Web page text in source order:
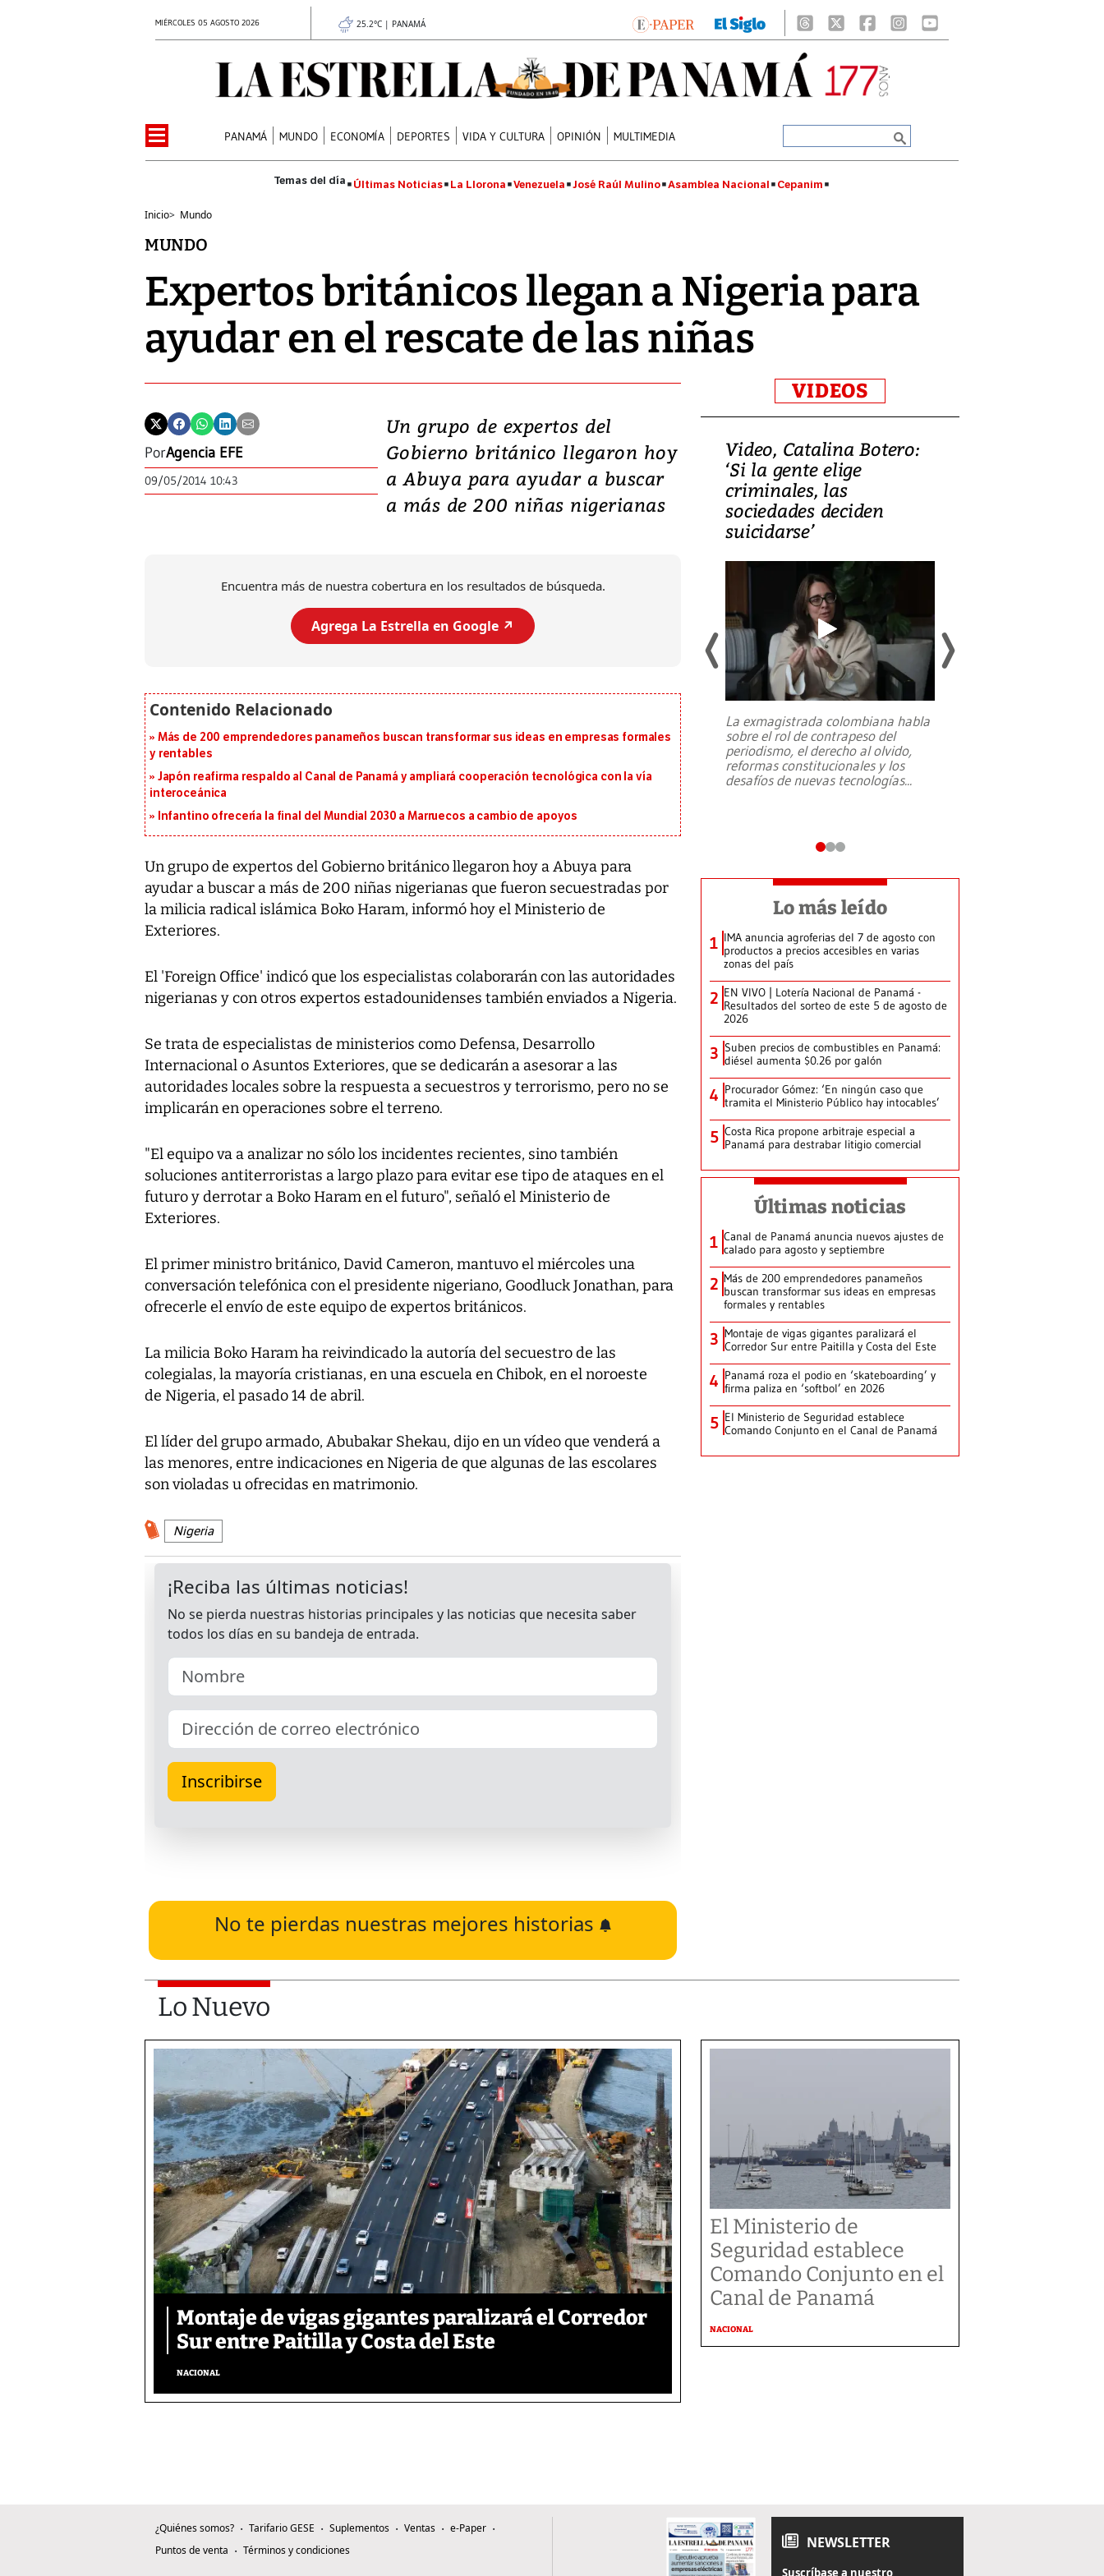
MIÉRCOLES 05 AGOSTO 2026 25.2°C | PANAMÁ
PANAMÁ MUNDO ECONOMÍA DEPORTES VIDA Y CULTURA OPINIÓN MULTIMEDIA
Últimas Noticias La Llorona Venezuela José Raúl Mulino Asamblea Nacional Cepanim
Inicio> Mundo
MUNDO
Expertos británicos llegan a Nigeria para
ayudar en el rescate de las niñas
PorAgencia EFE
09/05/2014 10:43
Un grupo de expertos del
Gobierno británico llegaron hoy
a Abuya para ayudar a buscar
a más de 200 niñas nigerianas
Encuentra más de nuestra cobertura en los resultados de búsqueda.
Agrega La Estrella en Google ↗️
Más de 200 emprendedores panameños buscan transformar sus ideas en empresas formales
y rentables
Japón reafirma respaldo al Canal de Panamá y ampliará cooperación tecnológica con la vía
interoceánica
Infantino ofrecería la final del Mundial 2030 a Marruecos a cambio de apoyos
Un grupo de expertos del Gobierno británico llegaron hoy a Abuya para
ayudar a buscar a más de 200 niñas nigerianas que fueron secuestradas por
la milicia radical islámica Boko Haram, informó hoy el Ministerio de
Exteriores.
El 'Foreign Office' indicó que los especialistas colaborarán con las autoridades
nigerianas y con otros expertos estadounidenses también enviados a Nigeria.
Se trata de especialistas de ministerios como Defensa, Desarrollo
Internacional o Asuntos Exteriores, que se dedicarán a asesorar a las
autoridades locales sobre la respuesta a secuestros y terrorismo, pero no se
implicarán en operaciones sobre el terreno.
"El equipo va a analizar no sólo los incidentes recientes, sino también
soluciones antiterroristas a largo plazo para evitar ese tipo de ataques en el
futuro y derrotar a Boko Haram en el futuro", señaló el Ministerio de
Exteriores.
El primer ministro británico, David Cameron, mantuvo el miércoles una
conversación telefónica con el presidente nigeriano, Goodluck Jonathan, para
ofrecerle el envío de este equipo de expertos británicos.
La milicia Boko Haram ha reivindicado la autoría del secuestro de las
colegialas, la mayoría cristianas, en una escuela en Chibok, en el noroeste
de Nigeria, el pasado 14 de abril.
El líder del grupo armado, Abubakar Shekau, dijo en un vídeo que venderá a
las menores, entre indicaciones en Nigeria de que algunas de las escolares
son violadas u ofrecidas en matrimonio.
Nigeria
No te pierdas nuestras mejores historias
VIDEOS
Video, Japón: Terremoto
deja heridos y graves
daños en Kumamoto
7,1 se registró este martes 28 de
emergencia de gran...
Video, Catalina Botero:
‘Si la gente elige
criminales, las
sociedades deciden
suicidarse’
La exmagistrada colombiana habla
sobre el rol de contrapeso del
periodismo, el derecho al olvido,
reformas constitucionales y los
desafíos de nuevas tecnologías...
Lo más leído
1 IMA anuncia agroferias del 7 de agosto con
productos a precios accesibles en varias
zonas del país
2 EN VIVO | Lotería Nacional de Panamá -
Resultados del sorteo de este 5 de agosto de
2026
3 Suben precios de combustibles en Panamá:
diésel aumenta $0.26 por galón
4 Procurador Gómez: ‘En ningún caso que
tramita el Ministerio Público hay intocables’
5 Costa Rica propone arbitraje especial a
Panamá para destrabar litigio comercial
Últimas noticias
1 Canal de Panamá anuncia nuevos ajustes de
calado para agosto y septiembre
2 Más de 200 emprendedores panameños
buscan transformar sus ideas en empresas
formales y rentables
3 Montaje de vigas gigantes paralizará el
Corredor Sur entre Paitilla y Costa del Este
4 Panamá roza el podio en ‘skateboarding’ y
firma paliza en ‘softbol’ en 2026
5 El Ministerio de Seguridad establece
Comando Conjunto en el Canal de Panamá
Lo Nuevo
Montaje de vigas gigantes paralizará el Corredor
Sur entre Paitilla y Costa del Este
NACIONAL
El Ministerio de
Seguridad establece
Comando Conjunto en el
Canal de Panamá
NACIONAL
¿Quiénes somos? Tarifario GESE Suplementos Ventas
e-Paper
Puntos de venta
Términos y condiciones NEWSLETTER